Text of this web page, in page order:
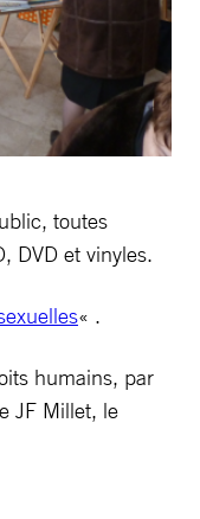
toutes
DVD et vinyles.
« .
humains, par
JF Millet, le